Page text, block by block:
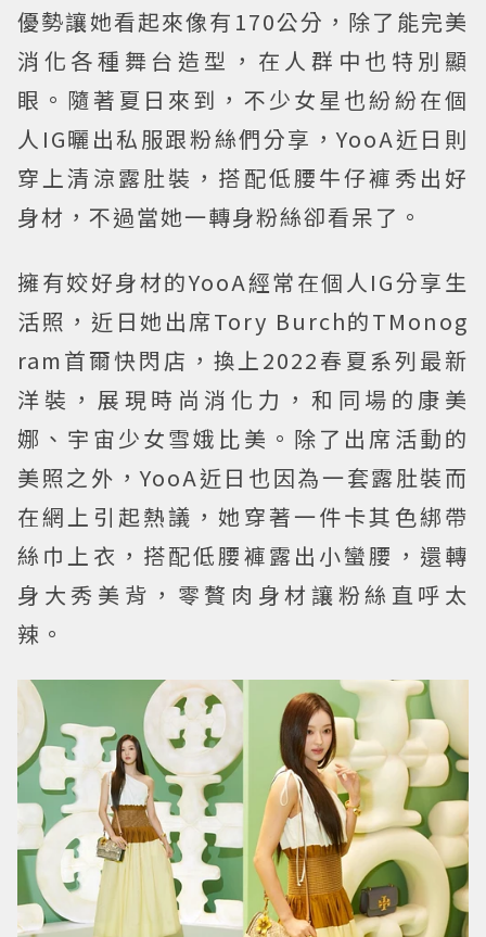
優勢讓她看起來像有170公分，除了能完美
消化各種舞台造型，在人群中也特別顯
眼。隨著夏日來到，不少女星也紛紛在個
人IG曬出私服跟粉絲們分享，YooA近日則
穿上清涼露肚裝，搭配低腰牛仔褲秀出好
身材，不過當她一轉身粉絲卻看呆了。
擁有姣好身材的YooA經常在個人IG分享生
活照，近日她出席Tory Burch的TMonog
ram首爾快閃店，換上2022春夏系列最新
洋裝，展現時尚消化力，和同場的康美
娜、宇宙少女雪娥比美。除了出席活動的
美照之外，YooA近日也因為一套露肚裝而
在網上引起熱議，她穿著一件卡其色綁帶
絲巾上衣，搭配低腰褲露出小蠻腰，還轉
身大秀美背，零贅肉身材讓粉絲直呼太
辣。